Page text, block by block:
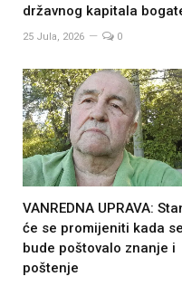
državnog kapitala
25 Jula, 2026 0
VANREDNA UPRAVA:
će se promijeniti kada se
bude poštovalo znanje i
poštenje